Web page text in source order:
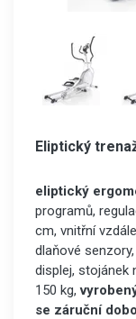
Eliptický
eliptický
programů,
cm, vnitřní
dlaňové
displej, stojánek
150 kg,
se záruční